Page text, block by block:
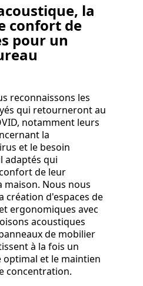
la
confort de
pour un
reconnaissons les
qui retourneront au
notamment leurs
la
et le besoin
adaptés qui
de leur
Nous nous
création d'espaces de
ergonomiques avec
acoustiques
de mobilier
à la fois un
et le maintien
concentration.